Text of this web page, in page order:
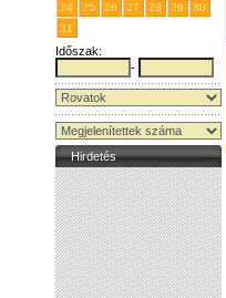
24
25 26 27 28 29
30
31
Időszak:
-
Hirdetés